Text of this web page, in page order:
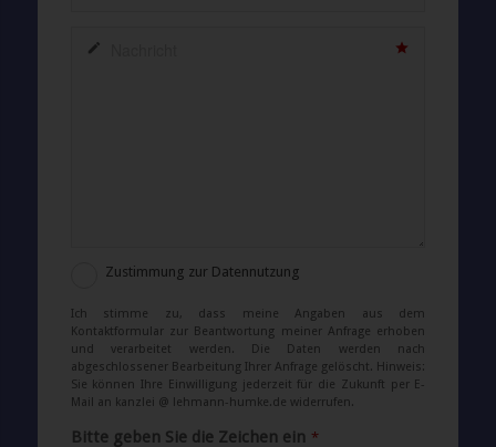
Zustimmung zur Datennutzung
Ich stimme zu, dass meine Angaben aus dem
Kontaktformular zur Beantwortung meiner Anfrage erhoben
und verarbeitet werden. Die Daten werden nach
abgeschlossener Bearbeitung Ihrer Anfrage gelöscht. Hinweis:
Sie können Ihre Einwilligung jederzeit für die Zukunft per E-
Mail an kanzlei @ lehmann-humke.de widerrufen.
Bitte geben Sie die Zeichen ein *